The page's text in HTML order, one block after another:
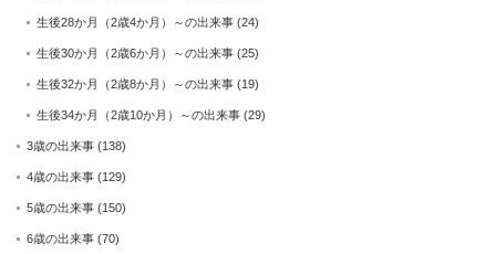
生後28か月（2歳4か月）～の出来事 (24)
生後30か月（2歳6か月）～の出来事 (25)
生後32か月（2歳8か月）～の出来事 (19)
生後34か月（2歳10か月）～の出来事 (29)
3歳の出来事 (138)
4歳の出来事 (129)
5歳の出来事 (150)
6歳の出来事 (70)